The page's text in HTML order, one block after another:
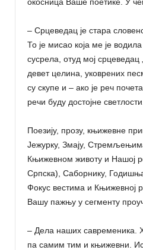
– Срцеведац је стара
То је мисао која ме је
сусрела, отуд мој
девет целина, уковрених
су скупе и – ако је реч
речи буду достојне светлости.
Поезију, прозу, књижевне
Јежурку, Змају,
Књижевном животу и Нашој
Српска), Саборнику,
Фокус вестима и Књижевној
Вашу пажњу у сегменту
– Дела наших савременика.
па самим тим и књижевни.